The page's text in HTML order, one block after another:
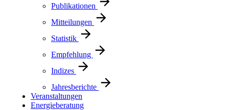
Publikationen
Mitteilungen
Statistik
Empfehlung
Indizes
Jahresberichte
Veranstaltungen
Energieberatung